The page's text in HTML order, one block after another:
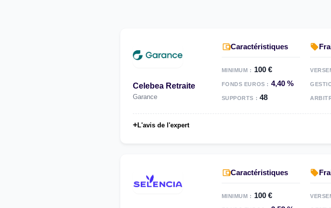
Celebea Retraite
Garance
Caractéristiques
MINIMUM : 100 €
FONDS EUROS : 4,40 %
SUPPORTS : 48
+L'avis de l'expert
Caractéristiques
MINIMUM : 100 €